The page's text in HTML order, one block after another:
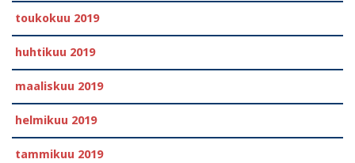
toukokuu 2019
huhtikuu 2019
maaliskuu 2019
helmikuu 2019
tammikuu 2019